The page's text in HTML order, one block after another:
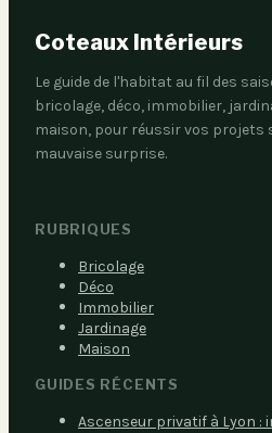
Coteaux Intérieurs
Le guide de l'habitat au fil des
bricolage, déco, immobilier,
maison, pour réussir vos projets
mauvaise surprise.
RUBRIQUES
Bricolage
Déco
Immobilier
Jardinage
Maison
GUIDES RÉCENTS
Ascenseur privatif à Lyon :